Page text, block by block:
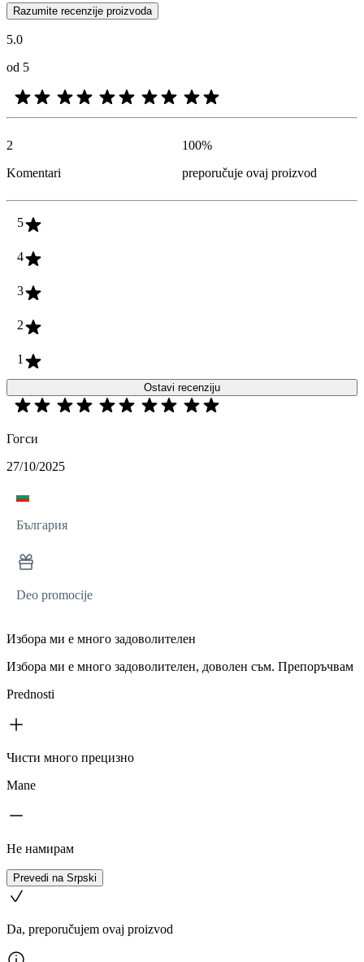
Mišljenja kupaca u obliku ocena proizvoda i zvezdica korisna su za
Razumite recenzije proizvoda
5.0
od 5
2
Komentari
100%
preporučuje ovaj proizvod
5
4
3
2
1
Ostavi recenziju
Гогси
27/10/2025
България
Deo promocije
Избора ми е много задоволителен
Избора ми е много задоволителен, доволен съм. Препоръчвам
Prednosti
Чисти много прецизно
Mane
Не намирам
Prevedi na Srpski
Da, preporučujem ovaj proizvod